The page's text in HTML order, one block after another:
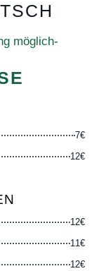
möglich-
7€
12€
12€
11€
12€